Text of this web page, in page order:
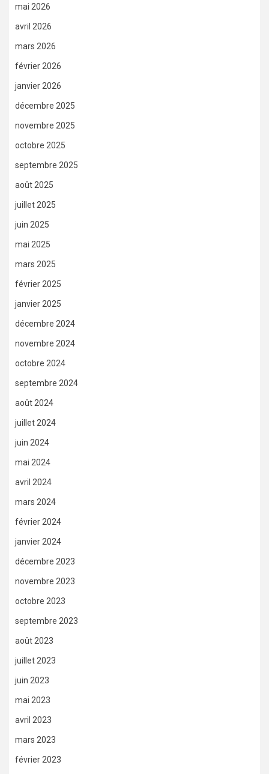
mai 2026
avril 2026
mars 2026
février 2026
janvier 2026
décembre 2025
novembre 2025
octobre 2025
septembre 2025
août 2025
juillet 2025
juin 2025
mai 2025
mars 2025
février 2025
janvier 2025
décembre 2024
novembre 2024
octobre 2024
septembre 2024
août 2024
juillet 2024
juin 2024
mai 2024
avril 2024
mars 2024
février 2024
janvier 2024
décembre 2023
novembre 2023
octobre 2023
septembre 2023
août 2023
juillet 2023
juin 2023
mai 2023
avril 2023
mars 2023
février 2023